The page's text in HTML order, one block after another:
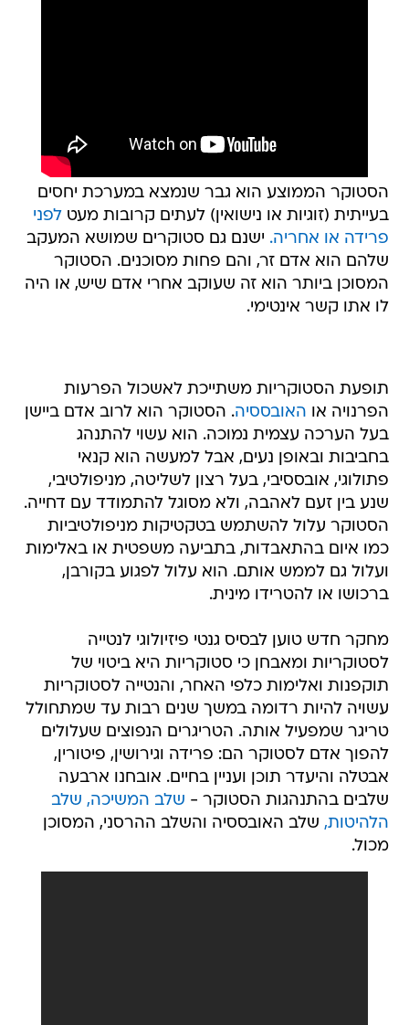
הסטוקר הממוצע הוא גבר שנמצא במערכת יחסים
בעייתית (זוגיות או נישואין) לעתים קרובות מעטלפני
פרידה או אחריה. ישנם גם סטוקרים שמושא המעקב
שלהם הוא אדם זר, והם פחות מסוכנים. הסטוקר
המסוכן ביותר הוא זה שעוקב אחרי אדם שיש, או היה
לו אתו קשר אינטימי.
תופעת הסטוקריות משתייכת לאשכול הפרעות
הפרנויה או האובססיה. הסטוקר הוא לרוב אדם ביישן
בעל הערכה עצמית נמוכה. הוא עשוי להתנהג
בחביבות ובאופן נעים, אבל למעשה הוא קנאי
פתולוגי, אובססיבי, בעל רצון לשליטה, מניפולטיבי,
שנע בין זעם לאהבה, ולא מסוגל להתמודד עם דחייה.
הסטוקר עלול להשתמש בטקטיקות מניפולטיביות
כמו איום בהתאבדות, בתביעה משפטית או באלימות
ועלול גם לממש אותם. הוא עלול לפגוע בקורבן,
ברכושו או להטרידו מינית.
מחקר חדש טוען לבסיס גנטי פיזיולוגי לנטייה
לסטוקריות ומאבחן כי סטוקריות היא ביטוי של
תוקפנות ואלימות כלפי האחר, והנטייה לסטוקריות
עשויה להיות רדומה במשך שנים רבות עד שמתחולל
טריגר שמפעיל אותה. הטריגרים הנפוצים שעלולים
להפוך אדם לסטוקר הם: פרידה וגירושין, פיטורין,
אבטלה והיעדר תוכן ועניין בחיים. אובחנו ארבעה
שלבים בהתנהגות הסטוקר - שלב המשיכה, שלב
הלהיטות, שלב האובססיה והשלב ההרסני, המסוכן
מכול.